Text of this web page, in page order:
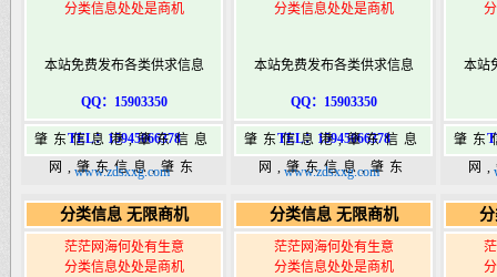
分类信息处处是商机
本站免费发布各类供求信息
QQ：15903350
TEL：15945066378
肇东信息港,肇东信息
网,肇东信息,肇东
港|www.zhaodongshi.com
www.zdsxxg.com
分类信息处处是商机
本站免费发布各类供求信息
QQ：15903350
TEL：15945066378
肇东信息港,肇东信息
网,肇东信息,肇东
港|www.zhaodongshi.com
www.zdsxxg.com
本站
肇东
网
港
分类信息 无限商机
茫茫网海何处有生意
分类信息处处是商机
分类信息 无限商机
茫茫网海何处有生意
分类信息处处是商机